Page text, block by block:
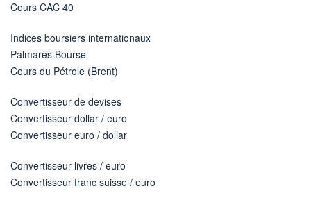
Cours CAC 40
Indices boursiers internationaux
Palmarès Bourse
Cours du Pétrole (Brent)
Convertisseur de devises
Convertisseur dollar / euro
Convertisseur euro / dollar
Convertisseur livres / euro
Convertisseur franc suisse / euro